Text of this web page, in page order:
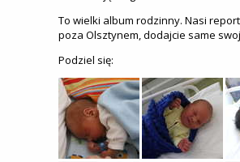
To wielki album rodzinny. Nasi
poza Olsztynem, dodajcie same
Podziel się: